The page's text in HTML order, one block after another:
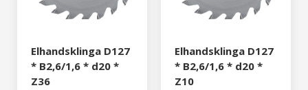
Elhandsklinga D127
* B2,6/1,6 * d20 *
Z36
Elhandsklinga D127
* B2,6/1,6 * d20 *
Z10